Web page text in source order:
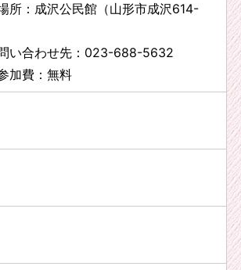
所：成沢公民館（山形市成沢614-
い合わせ先：023-688-5632
加費：無料